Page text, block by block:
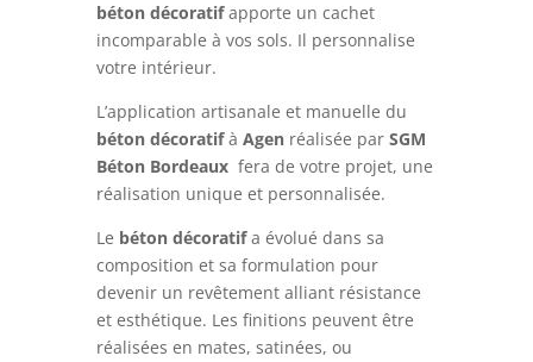
béton décoratifapporte un cachet
incomparable à vos sols. Il personnalise
votre intérieur.
L’application artisanale et manuelle du
béton décoratifà Agenréalisée par SGM
Béton Bordeauxfera de votre projet, une
réalisation unique et personnalisée.
Le béton décoratifa évolué dans sa
composition et sa formulation pour
devenir un revêtement alliant résistance
et esthétique. Les finitions peuvent être
réalisées en mates, satinées, ou